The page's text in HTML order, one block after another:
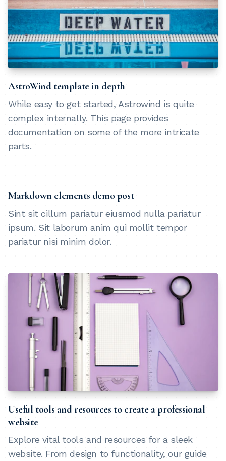
AstroWind template in depth
While easy to get started, Astrowind is quite
complex internally. This page provides
documentation on some of the more intricate
parts.
Markdown elements demo post
Sint sit cillum pariatur eiusmod nulla pariatur
ipsum. Sit laborum anim qui mollit tempor
pariatur nisi minim dolor.
Useful tools and resources to create a professional
website
Explore vital tools and resources for a sleek
website. From design to functionality, our guide